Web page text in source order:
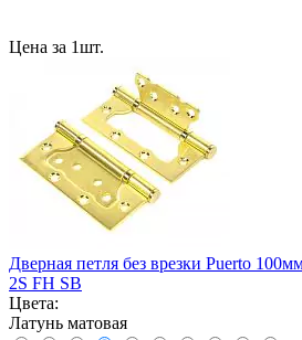
Цена за 1шт.
Дверная петля без врезки Puerto
2S FH SB
Цвета:
Латунь матовая